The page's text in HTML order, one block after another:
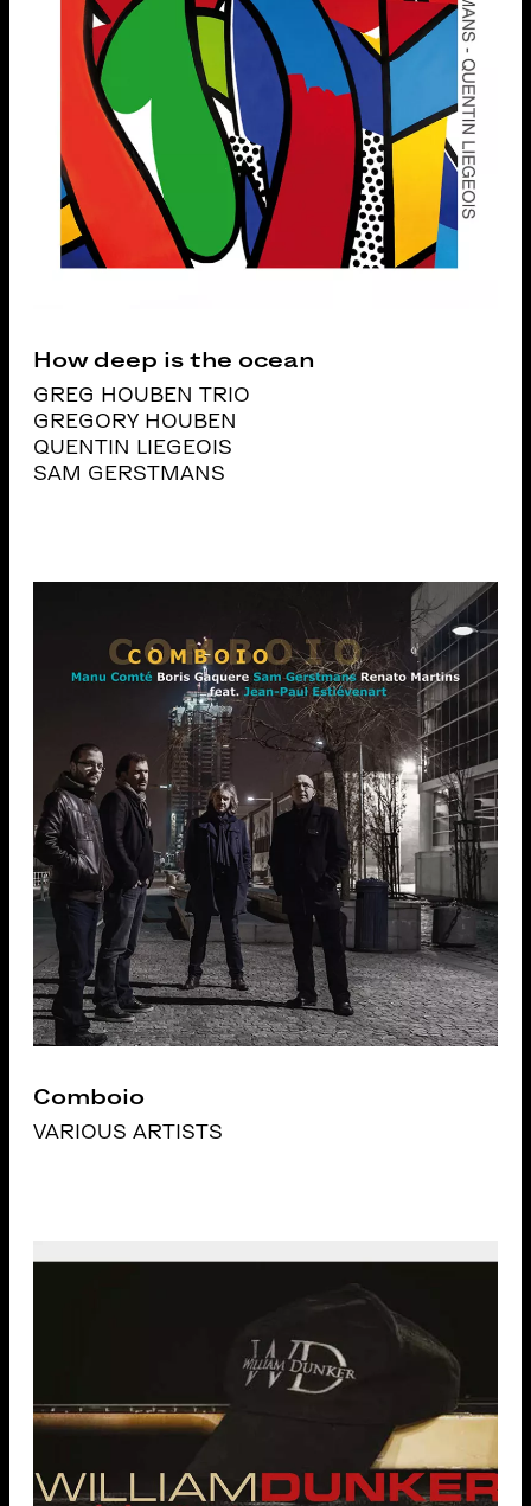
How deep is the ocean
GREG HOUBEN TRIO
GREGORY HOUBEN
QUENTIN LIEGEOIS
SAM GERSTMANS
Comboio
VARIOUS ARTISTS